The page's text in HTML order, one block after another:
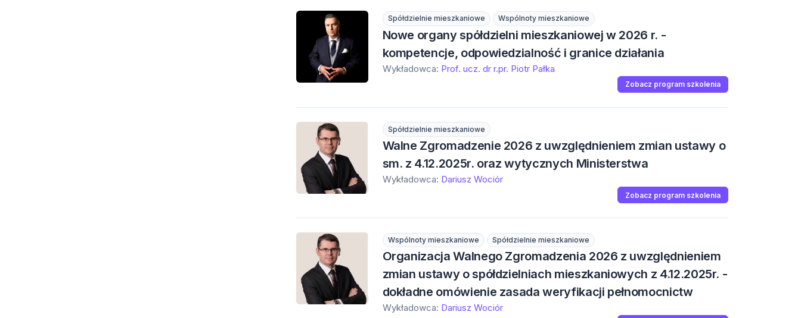
Spółdzielnie mieszkaniowe Wspólnoty mieszkaniowe
Nowe organy spółdzielni mieszkaniowej w 2026 r. -
kompetencje, odpowiedzialność i granice działania
Wykładowca: Prof. ucz. dr r.pr. Piotr Pałka
Zobacz program szkolenia
Spółdzielnie mieszkaniowe
Walne Zgromadzenie 2026 z uwzględnieniem zmian ustawy o
sm. z 4.12.2025r. oraz wytycznych Ministerstwa
Wykładowca: Dariusz Wociór
Zobacz program szkolenia
Wspólnoty mieszkaniowe Spółdzielnie mieszkaniowe
Organizacja Walnego Zgromadzenia 2026 z uwzględnieniem
zmian ustawy o spółdzielniach mieszkaniowych z 4.12.2025r. -
dokładne omówienie zasada weryfikacji pełnomocnictw
Wykładowca: Dariusz Wociór